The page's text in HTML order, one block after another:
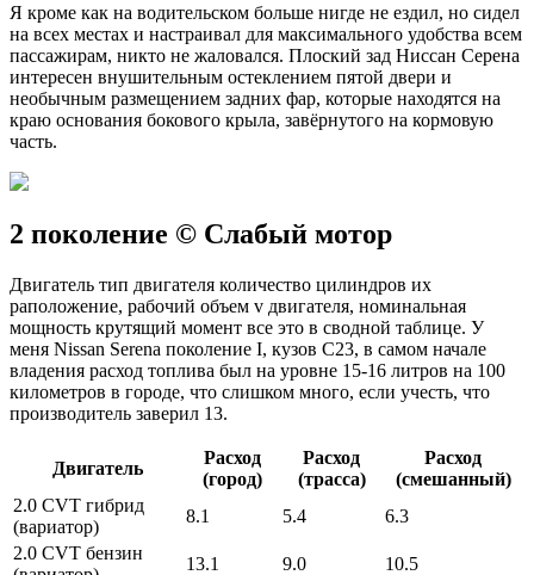
Я кроме как на водительском больше нигде не ездил, но сидел
на всех местах и настраивал для максимального удобства всем
пассажирам, никто не жаловался. Плоский зад Ниссан Серена
интересен внушительным остеклением пятой двери и
необычным размещением задних фар, которые находятся на
краю основания бокового крыла, завёрнутого на кормовую
часть.
2 поколение © Слабый мотор
Двигатель тип двигателя количество цилиндров их
раположение, рабочий объем v двигателя, номинальная
мощность крутящий момент все это в сводной таблице. У
меня Nissan Serena поколение I, кузов С23, в самом начале
владения расход топлива был на уровне 15-16 литров на 100
километров в городе, что слишком много, если учесть, что
производитель заверил 13.
Двигатель
Расход
(город)
Расход
(трасса)
Расход
(смешанный)
2.0 CVT гибрид
(вариатор)
8.1 5.4
6.3
2.0 CVT бензин
13.1 9.0 10.5